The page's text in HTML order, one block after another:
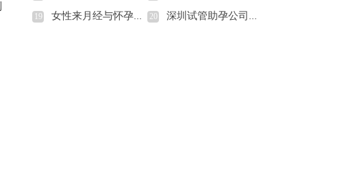
19 女性来月经与怀孕的两个关键区别，了解准确辨别是否好孕！ 20 深圳试管助孕公司：怀孕查血常规是看什么？孕妇血常规检查的项目